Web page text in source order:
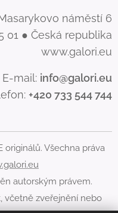
náměstí 6
01 ● Česká republika
www.galori.eu
E-mail: info@galori.eu
+420 733 544 744
originálů. Všechna práva
autorským právem.
včetně zveřejnění nebo